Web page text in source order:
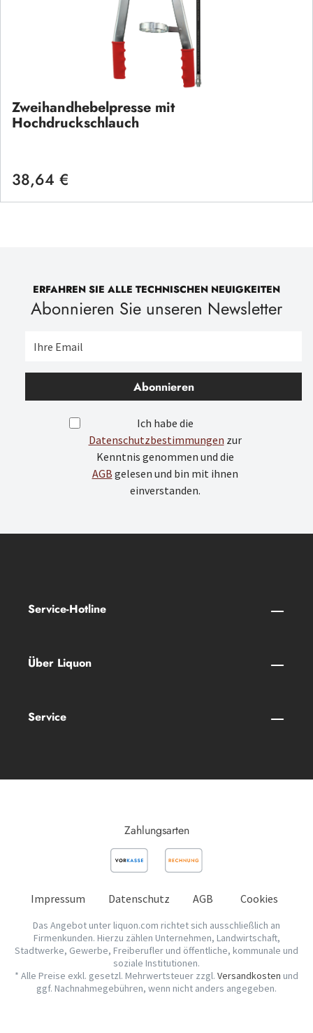
Zweihandhebelpresse mit
Hochdruckschlauch
Regulärer Preis:
38,64 €
ERFAHREN SIE ALLE TECHNISCHEN NEUIGKEITEN
Abonnieren Sie unseren Newsletter
Abonnieren
Ich habe die
Datenschutzbestimmungen zur
Kenntnis genommen und die
AGB gelesen und bin mit ihnen
einverstanden.
Service-Hotline
Über Liquon
Service
Zahlungsarten
Impressum Datenschutz AGB Cookies
Das Angebot unter liquon.com richtet sich ausschließlich an
Firmenkunden. Hierzu zählen Unternehmen, Landwirtschaft,
Stadtwerke, Gewerbe, Freiberufler und öffentliche, kommunale und
soziale Institutionen.
* Alle Preise exkl. gesetzl. Mehrwertsteuer zzgl. Versandkosten und
ggf. Nachnahmegebühren, wenn nicht anders angegeben.